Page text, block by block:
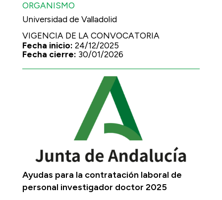
ORGANISMO
Universidad de Valladolid
VIGENCIA DE LA CONVOCATORIA
Fecha inicio: 24/12/2025
Fecha cierre: 30/01/2026
Ayudas para la contratación laboral de
personal investigador doctor 2025